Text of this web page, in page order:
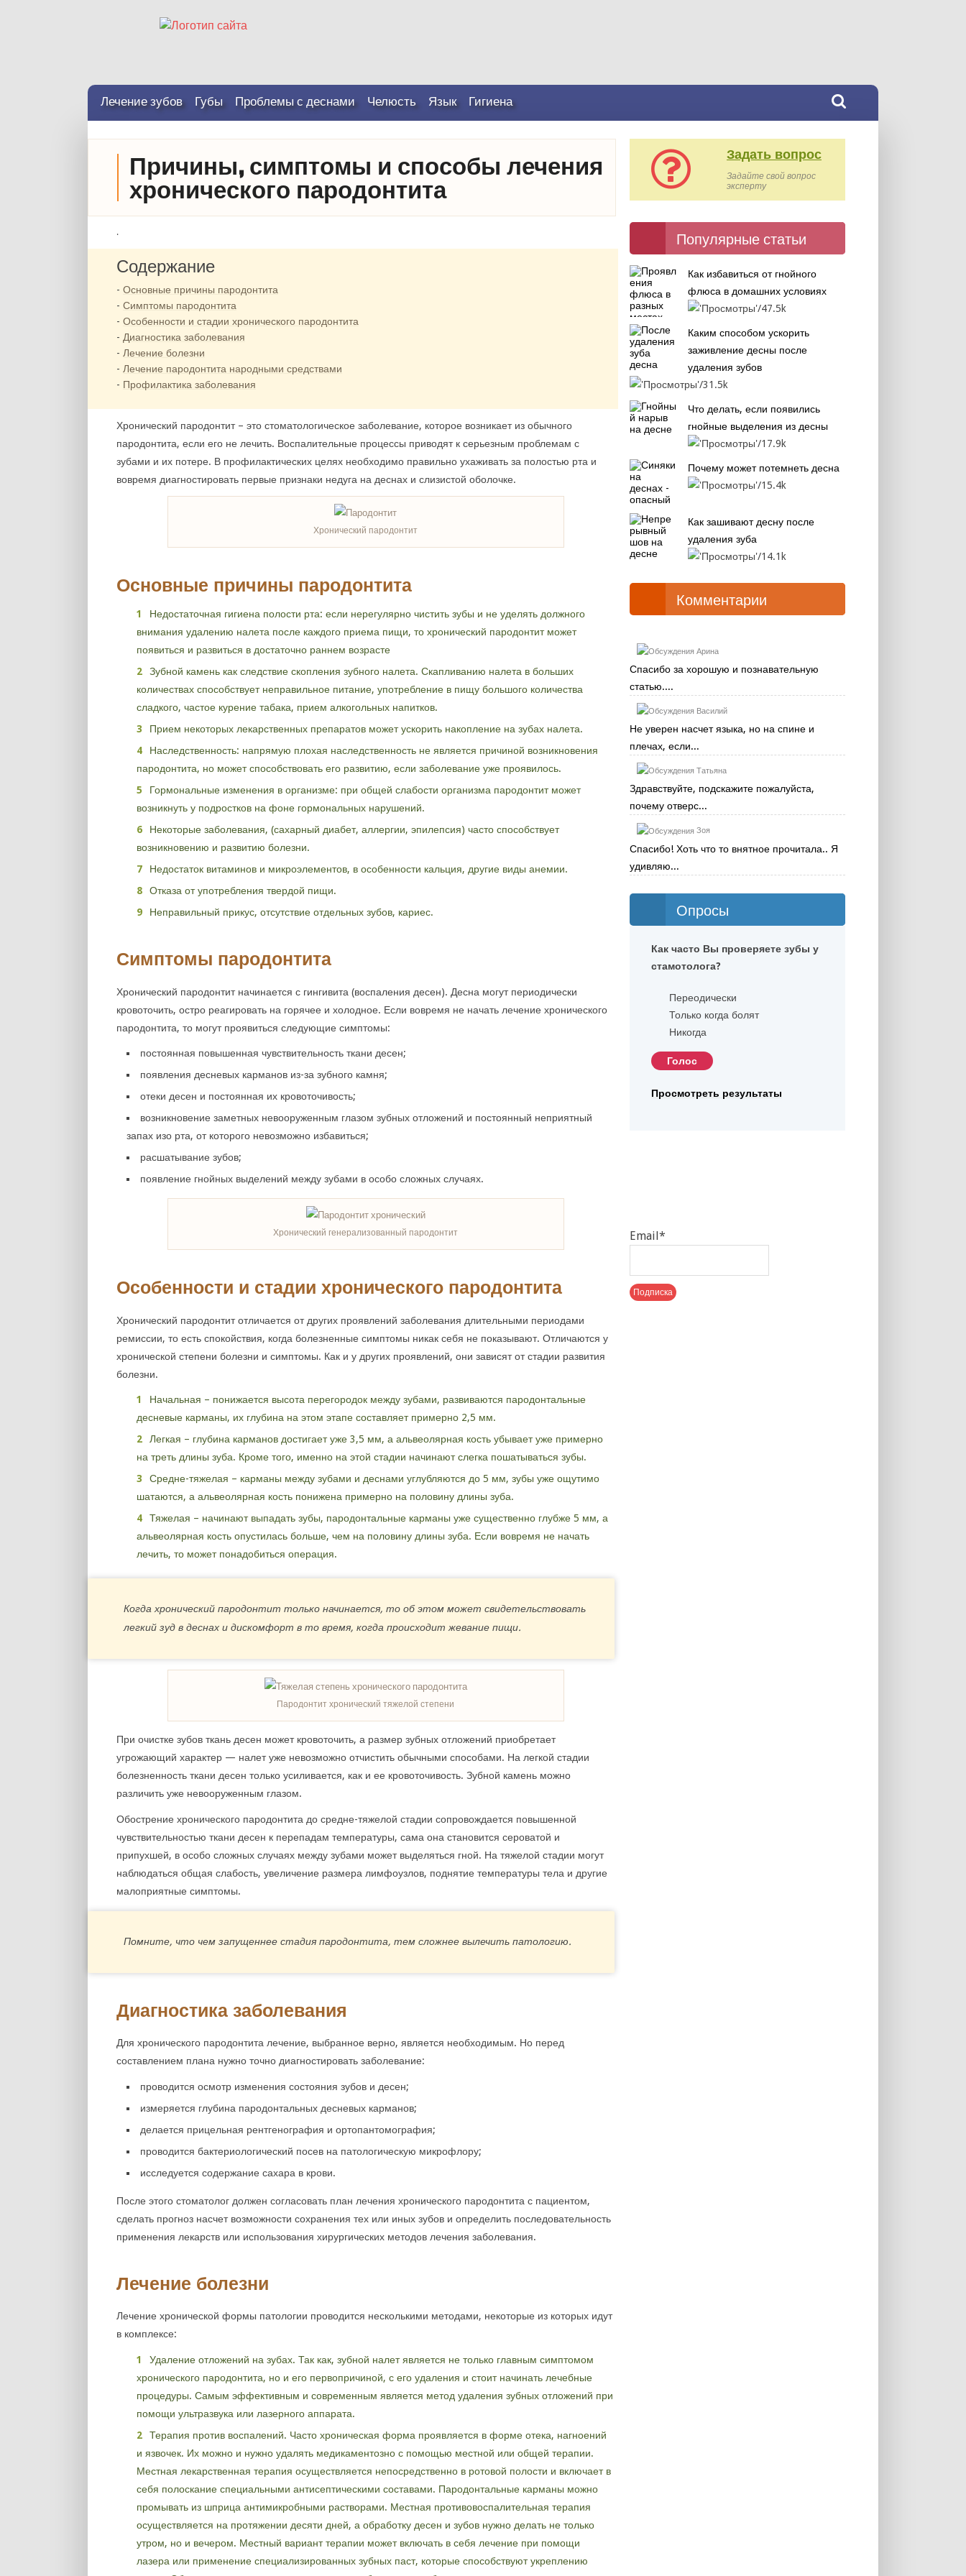
Лечение зубов Губы Проблемы с деснами Челюсть Язык Гигиена
Причины, симптомы и способы лечения
хронического пародонтита
.
Содержание
Основные причины пародонтита
Симптомы пародонтита
Особенности и стадии хронического пародонтита
Диагностика заболевания
Лечение болезни
Лечение пародонтита народными средствами
Профилактика заболевания
Хронический пародонтит – это стоматологическое заболевание, которое возникает из обычного
пародонтита, если его не лечить. Воспалительные процессы приводят к серьезным проблемам с
зубами и их потере. В профилактических целях необходимо правильно ухаживать за полостью рта и
вовремя диагностировать первые признаки недуга на деснах и слизистой оболочке.
Хронический пародонтит
Основные причины пародонтита
Недостаточная гигиена полости рта: если нерегулярно чистить зубы и не уделять должного
внимания удалению налета после каждого приема пищи, то хронический пародонтит может
появиться и развиться в достаточно раннем возрасте
Зубной камень как следствие скопления зубного налета. Скапливанию налета в больших
количествах способствует неправильное питание, употребление в пищу большого количества
сладкого, частое курение табака, прием алкогольных напитков.
Прием некоторых лекарственных препаратов может ускорить накопление на зубах налета.
Наследственность: напрямую плохая наследственность не является причиной возникновения
пародонтита, но может способствовать его развитию, если заболевание уже проявилось.
Гормональные изменения в организме: при общей слабости организма пародонтит может
возникнуть у подростков на фоне гормональных нарушений.
Некоторые заболевания, (сахарный диабет, аллергии, эпилепсия) часто способствует
возникновению и развитию болезни.
Недостаток витаминов и микроэлементов, в особенности кальция, другие виды анемии.
Отказа от употребления твердой пищи.
Неправильный прикус, отсутствие отдельных зубов, кариес.
Симптомы пародонтита
Хронический пародонтит начинается с гингивита (воспаления десен). Десна могут периодически
кровоточить, остро реагировать на горячее и холодное. Если вовремя не начать лечение хронического
пародонтита, то могут проявиться следующие симптомы:
постоянная повышенная чувствительность ткани десен;
появления десневых карманов из-за зубного камня;
отеки десен и постоянная их кровоточивость;
возникновение заметных невооруженным глазом зубных отложений и постоянный неприятный
запах изо рта, от которого невозможно избавиться;
расшатывание зубов;
появление гнойных выделений между зубами в особо сложных случаях.
Хронический генерализованный пародонтит
Особенности и стадии хронического пародонтита
Хронический пародонтит отличается от других проявлений заболевания длительными периодами
ремиссии, то есть спокойствия, когда болезненные симптомы никак себя не показывают. Отличаются у
хронической степени болезни и симптомы. Как и у других проявлений, они зависят от стадии развития
болезни.
Начальная – понижается высота перегородок между зубами, развиваются пародонтальные
десневые карманы, их глубина на этом этапе составляет примерно 2,5 мм.
Легкая – глубина карманов достигает уже 3,5 мм, а альвеолярная кость убывает уже примерно
на треть длины зуба. Кроме того, именно на этой стадии начинают слегка пошатываться зубы.
Средне-тяжелая – карманы между зубами и деснами углубляются до 5 мм, зубы уже ощутимо
шатаются, а альвеолярная кость понижена примерно на половину длины зуба.
Тяжелая – начинают выпадать зубы, пародонтальные карманы уже существенно глубже 5 мм, а
альвеолярная кость опустилась больше, чем на половину длины зуба. Если вовремя не начать
лечить, то может понадобиться операция.
Когда хронический пародонтит только начинается, то об этом может свидетельствовать
легкий зуд в деснах и дискомфорт в то время, когда происходит жевание пищи.
Пародонтит хронический тяжелой степени
При очистке зубов ткань десен может кровоточить, а размер зубных отложений приобретает
угрожающий характер — налет уже невозможно отчистить обычными способами. На легкой стадии
болезненность ткани десен только усиливается, как и ее кровоточивость. Зубной камень можно
различить уже невооруженным глазом.
Обострение хронического пародонтита до средне-тяжелой стадии сопровождается повышенной
чувствительностью ткани десен к перепадам температуры, сама она становится сероватой и
припухшей, в особо сложных случаях между зубами может выделяться гной. На тяжелой стадии могут
наблюдаться общая слабость, увеличение размера лимфоузлов, поднятие температуры тела и другие
малоприятные симптомы.
Помните, что чем запущеннее стадия пародонтита, тем сложнее вылечить патологию.
Диагностика заболевания
Для хронического пародонтита лечение, выбранное верно, является необходимым. Но перед
составлением плана нужно точно диагностировать заболевание:
проводится осмотр изменения состояния зубов и десен;
измеряется глубина пародонтальных десневых карманов;
делается прицельная рентгенография и ортопантомография;
проводится бактериологический посев на патологическую микрофлору;
исследуется содержание сахара в крови.
После этого стоматолог должен согласовать план лечения хронического пародонтита с пациентом,
сделать прогноз насчет возможности сохранения тех или иных зубов и определить последовательность
применения лекарств или использования хирургических методов лечения заболевания.
Лечение болезни
Лечение хронической формы патологии проводится несколькими методами, некоторые из которых идут
в комплексе:
Удаление отложений на зубах. Так как, зубной налет является не только главным симптомом
хронического пародонтита, но и его первопричиной, с его удаления и стоит начинать лечебные
процедуры. Самым эффективным и современным является метод удаления зубных отложений при
помощи ультразвука или лазерного аппарата.
Терапия против воспалений. Часто хроническая форма проявляется в форме отека, нагноений
и язвочек. Их можно и нужно удалять медикаментозно с помощью местной или общей терапии.
Местная лекарственная терапия осуществляется непосредственно в ротовой полости и включает в
себя полоскание специальными антисептическими составами. Пародонтальные карманы можно
промывать из шприца антимикробными растворами. Местная противовоспалительная терапия
осуществляется на протяжении десяти дней, а обработку десен и зубов нужно делать не только
утром, но и вечером. Местный вариант терапии может включать в себя лечение при помощи
лазера или применение специализированных зубных паст, которые способствуют укреплению
Задать вопрос
Задайте свой вопрос
эксперту
Популярные статьи
Как избавиться от гнойного
флюса в домашних условиях
47.5k
Каким способом ускорить
заживление десны после
удаления зубов
31.5k
Что делать, если появились
гнойные выделения из десны
17.9k
Почему может потемнеть десна
15.4k
Как зашивают десну после
удаления зуба
14.1k
Комментарии
Арина
Спасибо за хорошую и познавательную
статью....
Василий
Не уверен насчет языка, но на спине и
плечах, если...
Татьяна
Здравствуйте, подскажите пожалуйста,
почему отверс...
Зоя
Спасибо! Хоть что то внятное прочитала.. Я
удивляю...
Опросы
Как часто Вы проверяете зубы у
стамотолога?
Переодически
Только когда болят
Никогда
Просмотреть результаты
Email*